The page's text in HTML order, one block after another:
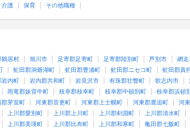
介護 保育 その他職種
鶴居村 旭川市 足寄郡足寄町 足寄郡陸別町 芦別市 網
虻田郡洞爺湖町 虻田郡豊浦町 虻田郡ニセコ町 虻田郡真
岩内町 岩内郡共和町 岩見沢市 有珠郡壮瞥町 歌志内市
雨竜郡妹背牛町 枝幸郡枝幸町 枝幸郡中頓別町 枝幸郡浜頓
郡芽室町 河東郡音更町 河東郡上士幌町 河東郡鹿追町 河
上川郡愛別町 上川郡上川町 上川郡剣淵町 上川郡清水町
上川郡美瑛町 上川郡比布町 上川郡和寒町 亀田郡七飯町